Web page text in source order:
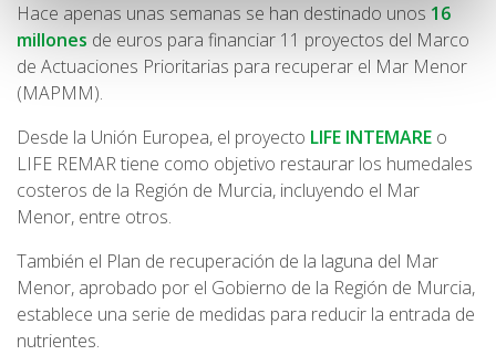
Hace apenas unas semanas se han destinado unos 16
millones de euros para financiar 11 proyectos del Marco
de Actuaciones Prioritarias para recuperar el Mar Menor
(MAPMM).
Desde la Unión Europea, el proyecto LIFE INTEMARE o
LIFE REMAR tiene como objetivo restaurar los humedales
costeros de la Región de Murcia, incluyendo el Mar
Menor, entre otros.
También el Plan de recuperación de la laguna del Mar
Menor, aprobado por el Gobierno de la Región de Murcia,
establece una serie de medidas para reducir la entrada de
nutrientes.